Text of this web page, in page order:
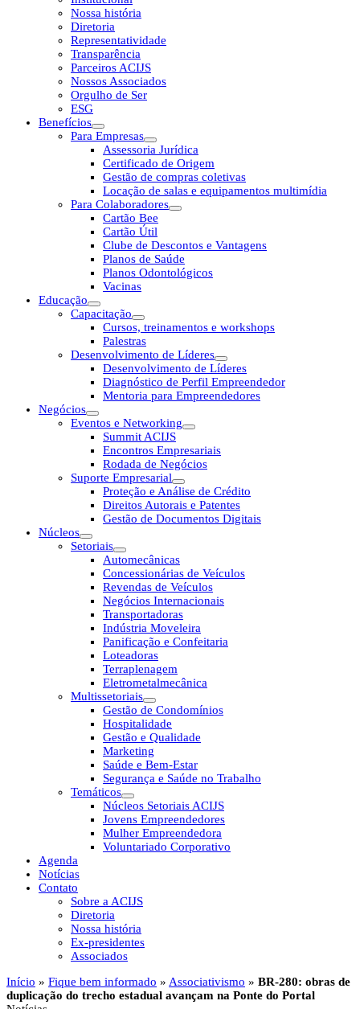
Nossa história
Diretoria
Representatividade
Transparência
Parceiros ACIJS
Nossos Associados
Orgulho de Ser
ESG
Benefícios
Para Empresas
Assessoria Jurídica
Certificado de Origem
Gestão de compras coletivas
Locação de salas e equipamentos multimídia
Para Colaboradores
Cartão Bee
Cartão Útil
Clube de Descontos e Vantagens
Planos de Saúde
Planos Odontológicos
Vacinas
Educação
Capacitação
Cursos, treinamentos e workshops
Palestras
Desenvolvimento de Líderes
Desenvolvimento de Líderes
Diagnóstico de Perfil Empreendedor
Mentoria para Empreendedores
Negócios
Eventos e Networking
Summit ACIJS
Encontros Empresariais
Rodada de Negócios
Suporte Empresarial
Proteção e Análise de Crédito
Direitos Autorais e Patentes
Gestão de Documentos Digitais
Núcleos
Setoriais
Automecânicas
Concessionárias de Veículos
Revendas de Veículos
Negócios Internacionais
Transportadoras
Indústria Moveleira
Panificação e Confeitaria
Loteadoras
Terraplenagem
Eletrometalmecânica
Multissetoriais
Gestão de Condomínios
Hospitalidade
Gestão e Qualidade
Marketing
Saúde e Bem-Estar
Segurança e Saúde no Trabalho
Temáticos
Núcleos Setoriais ACIJS
Jovens Empreendedores
Mulher Empreendedora
Voluntariado Corporativo
Agenda
Notícias
Contato
Sobre a ACIJS
Diretoria
Nossa história
Ex-presidentes
Associados
Início » Fique bem informado » Associativismo » BR-280: obras de
duplicação do trecho estadual avançam na Ponte do Portal